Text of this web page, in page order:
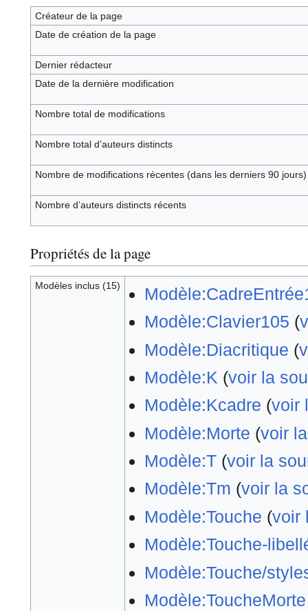
Créateur de la page
Date de création de la page
Dernier rédacteur
Date de la dernière modification
Nombre total de modifications
Nombre total d’auteurs distincts
Nombre de modifications récentes (dans les derniers 90 jours)
Nombre d’auteurs distincts récents
Propriétés de la page
Modèles inclus (15)
Modèle:Clavier105 (
Modèle:Diacritique (
Modèle:K (voir la
Modèle:Kcadre (voir
Modèle:Morte (voir
Modèle:T(voir la
Modèle:Tm (voir la
Modèle:Touche (voir
Modèle:Touche-
Modèle:Touche/
Modèle:ToucheMorte